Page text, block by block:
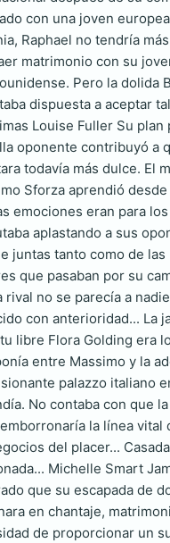
con una joven
Raphael no tendría
matrimonio con su
Pero la dolida
dispuesta a aceptar
Louise Fuller Su plan
oponente contribuyó a
todavía más dulce. El
Sforza aprendió
emociones eran para
aplastando a sus
juntas tanto como de las
que pasaban por su
rival no se parecía a
con anterioridad... La
libre Flora Golding era
entre Massimo y la
palazzo italiano
No contaba con que
la línea vital
del placer...
Michelle Smart
que su escapada de
en chantaje,
de proporcionar un